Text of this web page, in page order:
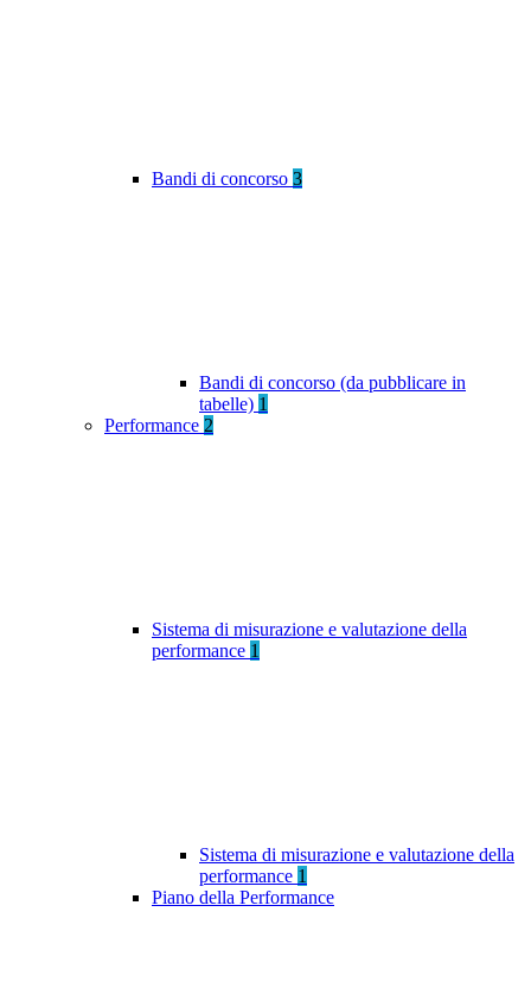
Bandi di concorso 3
Bandi di concorso (da pubblicare in
tabelle) 1
Performance 2
Sistema di misurazione e valutazione della
performance 1
Sistema di misurazione e valutazione della
performance 1
Piano della Performance